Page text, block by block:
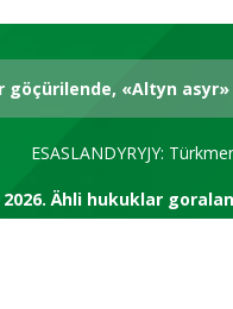
göçürilende, «Altyn
ESASLANDYRYJY:
Ähli hukuklar